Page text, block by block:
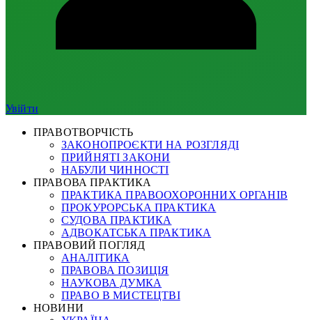
Увійти
ПРАВОТВОРЧІСТЬ
ЗАКОНОПРОЄКТИ НА РОЗГЛЯДІ
ПРИЙНЯТІ ЗАКОНИ
НАБУЛИ ЧИННОСТІ
ПРАВОВА ПРАКТИКА
ПРАКТИКА ПРАВООХОРОННИХ ОРГАНІВ
ПРОКУРОРСЬКА ПРАКТИКА
СУДОВА ПРАКТИКА
АДВОКАТСЬКА ПРАКТИКА
ПРАВОВИЙ ПОГЛЯД
АНАЛІТИКА
ПРАВОВА ПОЗИЦІЯ
НАУКОВА ДУМКА
ПРАВО В МИСТЕЦТВІ
НОВИНИ